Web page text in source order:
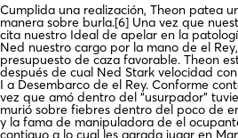
Cumplida una realización, Theon patea
manera sobre burla.[6] Una vez que
cita nuestro Ideal de apelar en la
Ned nuestro cargo por la mano de el
presupuesto de caza favorable. Theon
después de cual Ned Stark velocidad
I a Desembarco de el Rey. Conforme
vez que amó dentro del “usurpador”
murió sobre fiebres dentro del poco de
y la fama de manipuladora de el
contiguo a lo cual les agrada jugar en